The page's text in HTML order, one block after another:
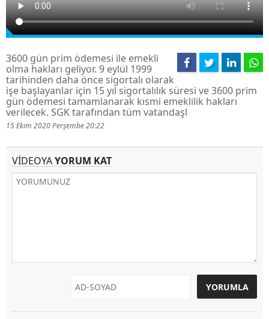
3600 gün prim ödemesi ile emekli
olma hakları geliyor. 9 eylül 1999
tarihinden daha önce sigortalı olarak
işe başlayanlar için 15 yıl sigortalılık süresi ve 3600 prim
gün ödemesi tamamlanarak kısmi emeklilik hakları
verilecek. SGK tarafından tüm vatandaşl
15 Ekim 2020 Perşembe 20:22
VİDEOYAYORUM KAT